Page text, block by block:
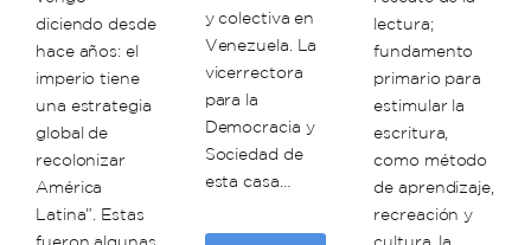
diciendo desde
hace años: el
imperio tiene
una estrategia
global de
recolonizar
América
Latina”. Estas
y colectiva en
Venezuela. La
vicerrectora
para la
Democracia y
Sociedad de
esta casa…
lectura;
fundamento
primario para
estimular la
escritura,
como método
de aprendizaje,
recreación y